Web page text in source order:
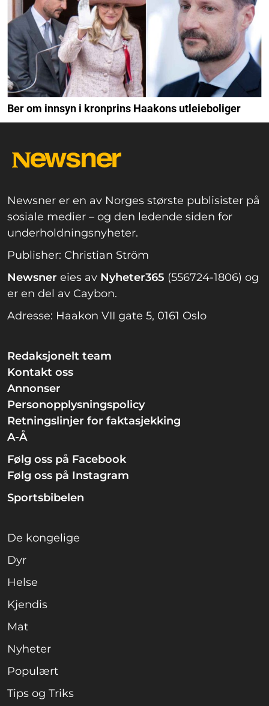
Ber om innsyn i kronprins Haakons utleieboliger
Newsner er en av Norges største publisister på
sosiale medier – og den ledende siden for
underholdningsnyheter.
Publisher: Christian Ström
Newsner eies av Nyheter365 (556724-1806) og
er en del av Caybon.
Adresse: Haakon VII gate 5, 0161 Oslo
Redaksjonelt team
Kontakt oss
Annonser
Personopplysningspolicy
Retningslinjer for faktasjekking
A-Å
Følg oss på Facebook
Følg oss på Instagram
Sportsbibelen
De kongelige
Dyr
Helse
Kjendis
Mat
Nyheter
Populært
Tips og Triks